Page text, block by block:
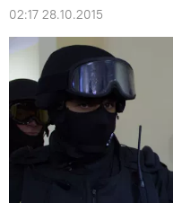
02:17 28.10.2015